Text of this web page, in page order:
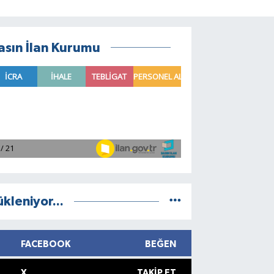
İlan Kurumu
FACEBOOK BEĞEN